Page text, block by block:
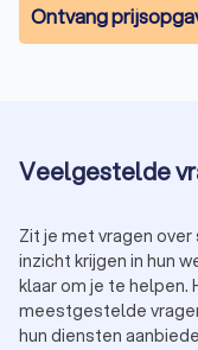
Ontvang
Veelgestelde
Zit je met vragen
inzicht krijgen in hun
klaar om je te helpen.
meestgestelde
hun diensten